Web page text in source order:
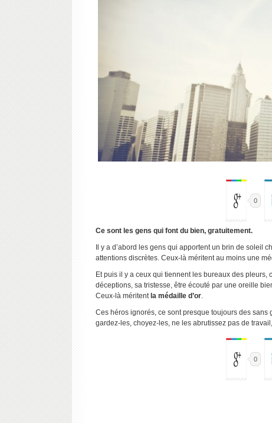
0
Ce sont les gens qui font du bien, gratuitement.
Il y a d’abord les gens qui apportent un brin de soleil
attentions discrètes. Ceux-là méritent au moins une
Et puis il y a ceux qui tiennent les bureaux des
déceptions, sa tristesse, être écouté par une oreille
Ceux-là méritent la médaille d’or.
Ces héros ignorés, ce sont presque toujours des sans
gardez-les, choyez-les, ne les abrutissez pas de travail,
0